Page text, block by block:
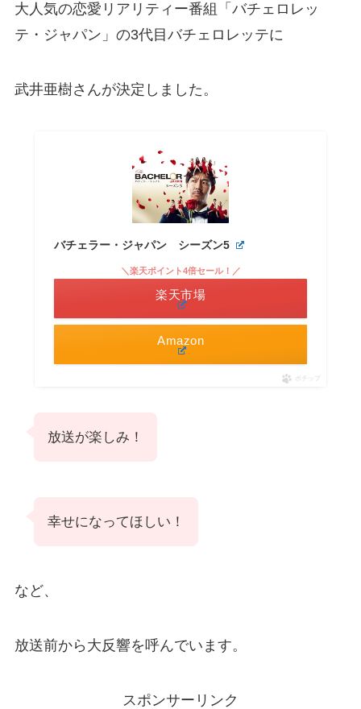
大人気の恋愛リアリティー番組「バチェロレッ
テ・ジャパン」の3代目バチェロレッテに
武井亜樹さんが決定しました。
バチェラー・ジャパン シーズン5
Amazon
＼楽天ポイント4倍セール！／
楽天市場
ポチップ
放送が楽しみ！
幸せになってほしい！
など、
放送前から大反響を呼んでいます。
スポンサーリンク